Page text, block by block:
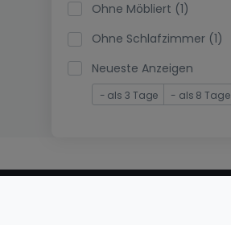
Ohne Möbliert (1)
Ohne Schlafzimmer (1)
Neueste Anzeigen
- als 3 Tage - als 8 Tage